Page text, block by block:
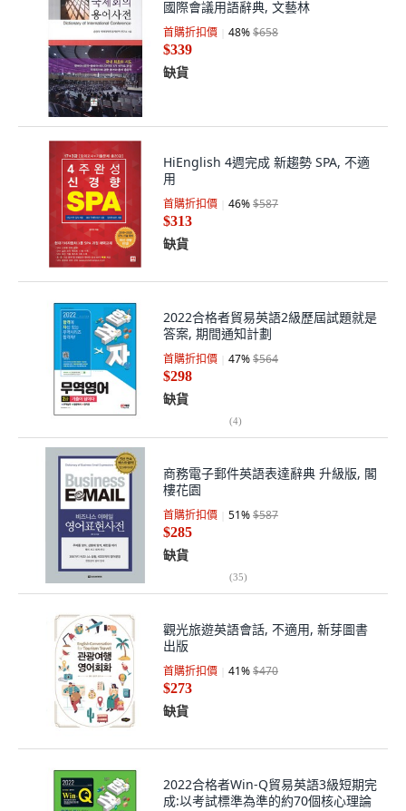
國際會議用語辭典, 文藝林
首購折扣價 48%$658
$339
缺貨
HiEnglish 4週完成 新趨勢 SPA, 不適
用
首購折扣價 46%$587
$313
缺貨
2022合格者貿易英語2級歷屆試題就是
答案, 期間通知計劃
首購折扣價 47%$564
$298
缺貨
(4)
商務電子郵件英語表達辭典 升級版, 閣
樓花園
首購折扣價 51%$587
$285
缺貨
(35)
觀光旅遊英語會話, 不適用, 新芽圖書
出版
首購折扣價 41%$470
$273
缺貨
2022合格者Win-Q貿易英語3級短期完
成:以考試標準為準的約70個核心理論